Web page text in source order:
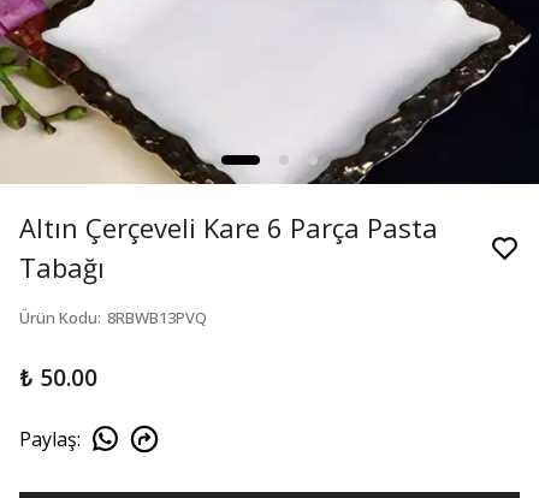
Altın Çerçeveli Kare 6 Parça Pasta
Tabağı
Ürün Kodu: 8RBWB13PVQ
₺ 50.00
Paylaş: